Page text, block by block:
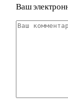
Ваш